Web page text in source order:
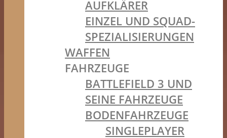
AUFKLÄRER
EINZEL UND SQUAD-
SPEZIALISIERUNGEN
WAFFEN
FAHRZEUGE
BATTLEFIELD 3 UND
SEINE FAHRZEUGE
BODENFAHRZEUGE
SINGLEPLAYER